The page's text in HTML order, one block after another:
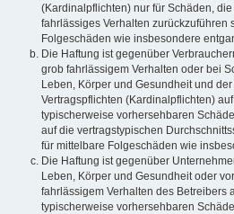
(Kardinalpflichten) nur für Schäden,
fahrlässiges Verhalten zurückzuführen
Folgeschäden wie insbesondere
Die Haftung ist gegenüber
grob fahrlässigem Verhalten oder bei
Leben, Körper und Gesundheit und
Vertragspflichten (Kardinalpflichten)
typischerweise vorhersehbaren
auf die vertragstypischen
für mittelbare Folgeschäden wie
Die Haftung ist gegenüber
Leben, Körper und Gesundheit oder
fahrlässigem Verhalten des Betreibers
typischerweise vorhersehbaren